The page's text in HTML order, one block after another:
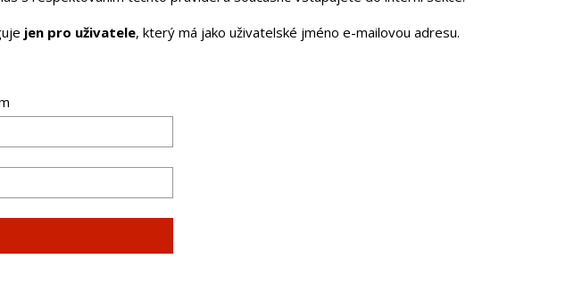
jen pro uživatele, který má jako uživatelské jméno e-mailovou adresu.